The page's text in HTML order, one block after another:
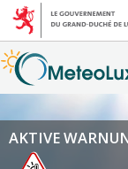
AKTIVE